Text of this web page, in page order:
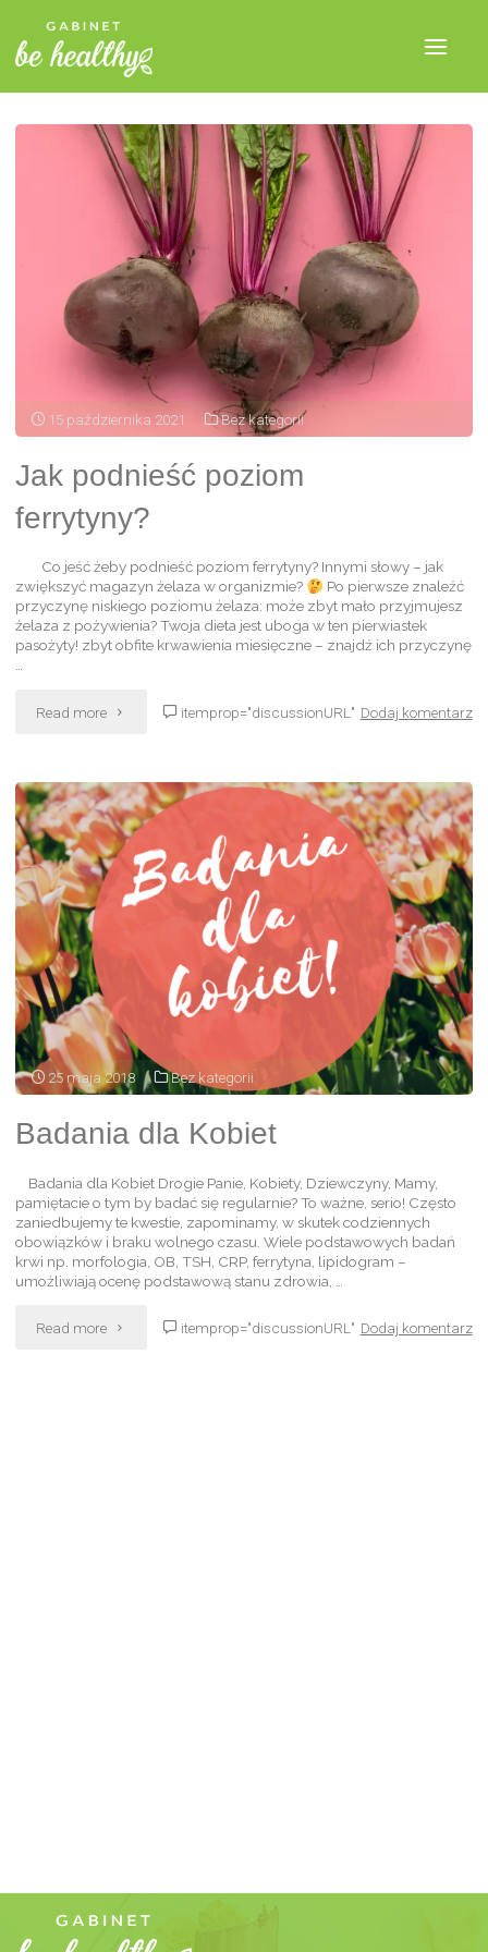
15 października 2021 Bez kategorii
Jak podnieść poziom
ferrytyny?
Co jeść żeby podnieść poziom ferrytyny? Innymi słowy – jak
zwiększyć magazyn żelaza w organizmie?
Po pierwsze znaleźć
przyczynę niskiego poziomu żelaza: może zbyt mało przyjmujesz
żelaza z pożywienia? Twoja dieta jest uboga w ten pierwiastek
pasożyty! zbyt obfite krwawienia miesięczne – znajdź ich przyczynę
…
Read more itemprop="discussionURL" Dodaj komentarz
25 maja 2018 Bez kategorii
Badania dla Kobiet
Badania dla Kobiet Drogie Panie, Kobiety, Dziewczyny, Mamy,
pamiętacie o tym by badać się regularnie? To ważne, serio! Często
zaniedbujemy te kwestie, zapominamy, w skutek codziennych
obowiązków i braku wolnego czasu. Wiele podstawowych badań
krwi np. morfologia, OB, TSH, CRP, ferrytyna, lipidogram –
umożliwiają ocenę podstawową stanu zdrowia, …
Read more itemprop="discussionURL" Dodaj komentarz